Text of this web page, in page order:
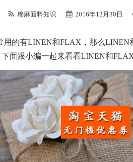
棉麻面料知识 2016年12月30日
用的有LINEN和FLAX，那么
面跟小编一起来看看LINEN和